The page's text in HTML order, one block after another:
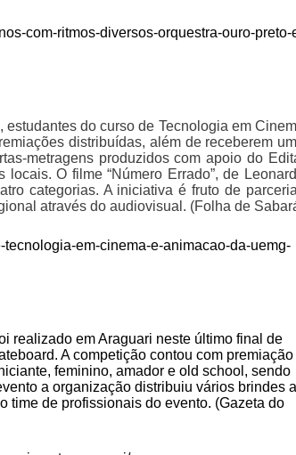
com-ritmos-diversos-orquestra-ouro-preto-
do curso de Tecnologia em
distribuídas, além de receberem
metragens produzidos com apoio do
O filme “Número Errado”, de
categorias. A iniciativa é fruto de
através do audiovisual. (Folha de
em-cinema-e-animacao-da-uemg-
realizado em Araguari neste último final de
A competição contou com premiação
feminino, amador e old school, sendo
a organização distribuiu vários brindes
time de profissionais do evento. (Gazeta do